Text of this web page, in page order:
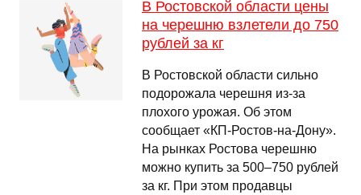
В Ростовской области цены
на черешню взлетели до 750
рублей за кг
В Ростовской области сильно
подорожала черешня из-за
плохого урожая. Об этом
сообщает «КП-Ростов-на-Дону».
На рынках Ростова черешню
можно купить за 500–750 рублей
за кг. При этом продавцы